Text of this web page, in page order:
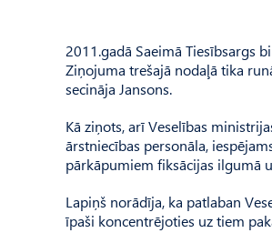
2011.gadā Saeimā Tiesībsargs
Ziņojuma trešajā nodaļā tika
secināja Jansons.
Kā ziņots, arī Veselības
ārstniecības personāla,
pārkāpumiem fiksācijas ilgumā
Lapiņš norādīja, ka patlaban
īpaši koncentrējoties uz tiem